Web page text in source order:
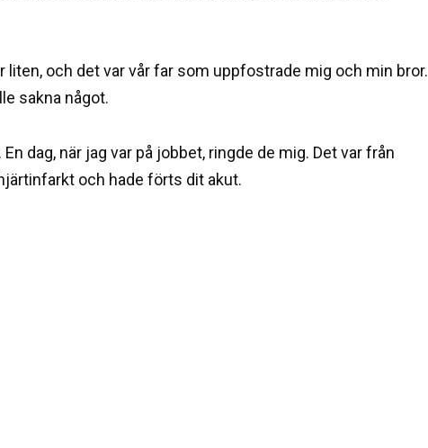
liten, och det var vår far som uppfostrade mig och min bror.
sakna något.
dag, när jag var på jobbet, ringde de mig. Det var från
och hade förts dit akut.